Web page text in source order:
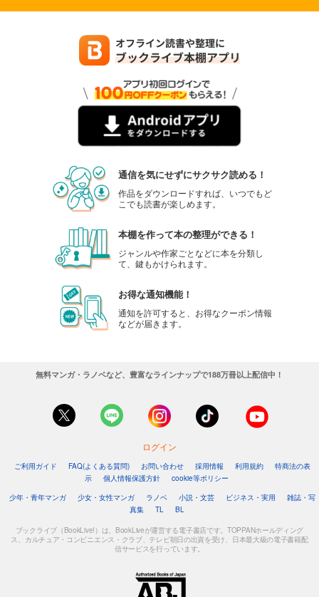
通信を気にせずにサクサク読める！
作品をダウンロードすれば、いつでもど
こでも読書が楽しめます。
本棚を作って本の整理ができる！
ジャンルや作家ごとなどに本を分類し
て、鍵もかけられます。
お得な通知機能！
通知を許可すると、お得なクーポン情報
などが届きます。
無料マンガ・ラノベなど、豊富なラインナップで188万冊以上配信中！
ログイン
ご利用ガイド FAQ(よくある質問) お問い合わせ 採用情報 利用規約
特商法の表
示
個人情報保護方針
cookie等ポリシー
少年・青年マンガ
少女・女性マンガ ラノベ 小説・文芸 ビジネス・実用
雑誌・写
真集
TL BL
ブックライブ（BookLive!）は、BookLiveが運営する電子書店です。TOPPANホールディング
ス、カルチュア・コンビニエンス・クラブ、テレビ朝日の出資を受け、日本最大級の電子書籍配
信サービスを行っています。